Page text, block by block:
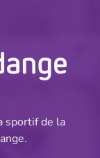
sportif de la